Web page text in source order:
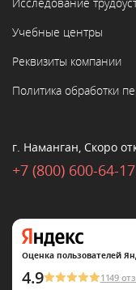
Учебные центры
Реквизиты компании
Политика обработки
г. Наманган, Скоро
+7 (800) 600-64-17
Оценка пользователей
4.9 1149